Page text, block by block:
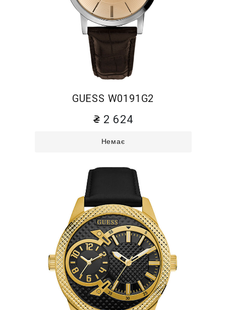
GUESS W0191G2
2 624
Немає